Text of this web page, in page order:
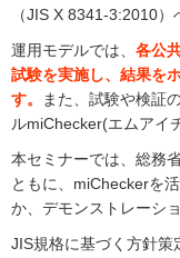
（JIS X 8341-3:2010）
運用モデルでは、 各公
試験を実施し、結果を
す。
また、試験や検証
ルmiChecker(エムアイ
本セミナーでは、総務
ともに、miCheckerを
か、デモンストレーシ
JIS規格に基づく方針